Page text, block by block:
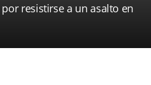
resistirse a un asalto en